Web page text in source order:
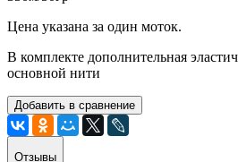
Цена указана за один моток.
В комплекте дополнительная
основной нити
Добавить в сравнение
Отзывы